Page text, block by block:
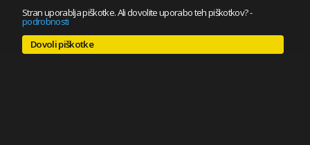
Stran uporablja piškotke. Ali dovolite uporabo teh piškotkov?-
podrobnosti
Dovoli piškotke